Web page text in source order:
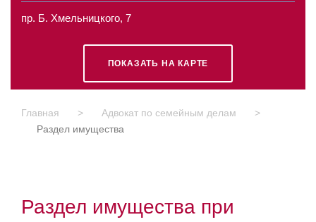
пр. Б. Хмельницкого, 7
ПОКАЗАТЬ НА КАРТЕ
Главная > Адвокат по семейным делам
>
Раздел имущества
Раздел имущества при